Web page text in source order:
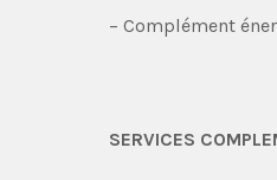
– Complément
SERVICES